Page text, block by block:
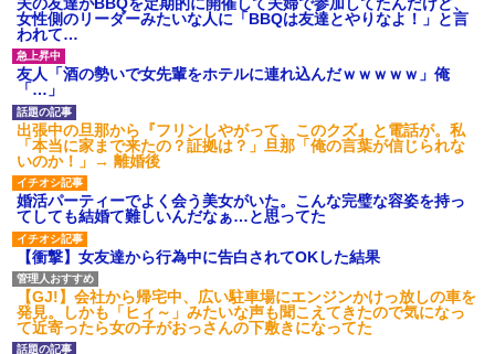
私「初めて飲む味だけどなん
のお茶？」彼「ちっ！」私「」
【GIF】JSのカンチョーワロ
タ
後続車にクラクションを鳴ら
され彼氏が逆切れ。「何クラク
ション鳴らしてんだ！降りてこ
いよ！」と怒鳴りだし...
【衝撃】報酬100万円超の治験
募集がこちらｗｗｗｗｗ(※画像
あり)
【ネット騒然】惨殺されたタ
ワマン頂き女子のこの動画、す
げえええええｗｗｗｗｗｗｗｗ
ｗｗｗ
【愕然】白のクラウン俺氏、
高速道路左車線を制限速度で走
った結果wwwwwwwwwwww
百年の恋12-899 食べた量を
張り合ってくる
女性側のリーダーみたいな人に「BBQは友達とやりなよ！」と言
われて…
友人「酒の勢いで女先輩をホテルに連れ込んだｗｗｗｗｗ」俺
「…」
出張中の旦那から『フリンしやがって、このクズ』と電話が。私
「本当に家まで来たの？証拠は？」旦那「俺の言葉が信じられな
いのか！」→ 離婚後
婚活パーティーでよく会う美女がいた。こんな完璧な容姿を持っ
てしても結婚て難しいんだなぁ…と思ってた
【衝撃】女友達から行為中に告白されてOKした結果
【GJ!】会社から帰宅中、広い駐車場にエンジンかけっ放しの車を
発見。しかも「ヒィ～」みたいな声も聞こえてきたので気になっ
て近寄ったら女の子がおっさんの下敷きになってた